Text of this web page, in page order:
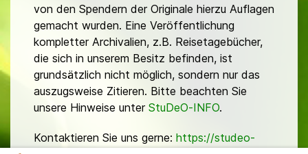
von den Spendern der Originale hierzu Auflagen
gemacht wurden. Eine Veröffentlichung
kompletter Archivalien, z.B. Reisetagebücher,
die sich in unserem Besitz befinden, ist
grundsätzlich nicht möglich, sondern nur das
auszugsweise Zitieren. Bitte beachten Sie
unsere Hinweise unter StuDeO-INFO.
Kontaktieren Sie uns gerne: https://studeo-